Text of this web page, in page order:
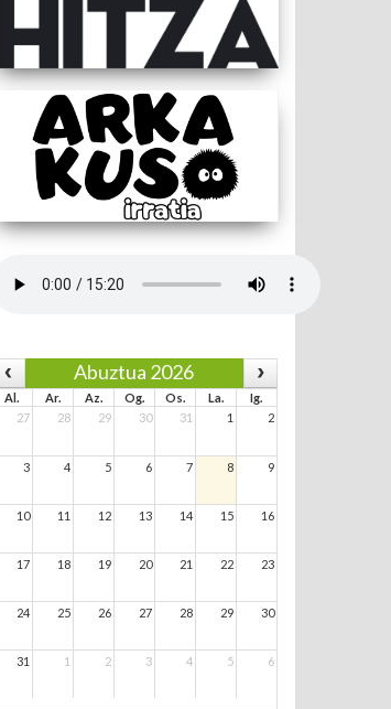
Abuztua 2026
Al. Ar. Az. Og. Os. La.
Ig.
27
28 29 30 31 1 2
3 4 5 6 7 8 9
10 11 12 13 14 15 16
17 18 19 20 21 22 23
24 25 26 27 28 29 30
31 1 2 3 4 5 6